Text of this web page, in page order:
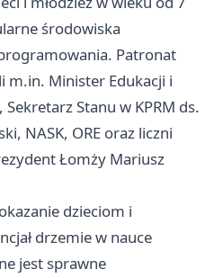
środowiska
Patronat
m.in. Minister Edukacji i
Stanu w KPRM ds.
NASK, ORE oraz liczni
Łomży Mariusz
dzieciom i
drzemie w nauce
jest sprawne